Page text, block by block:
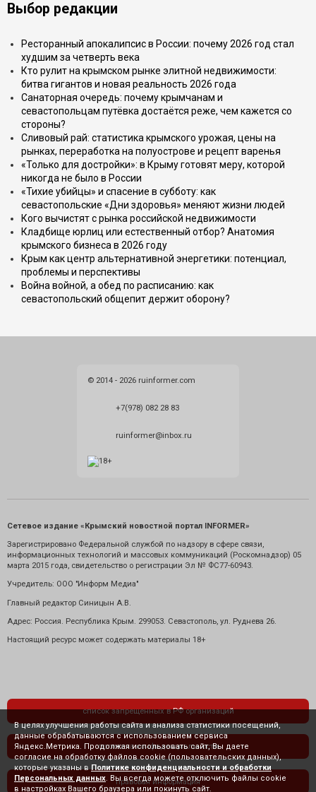
Выбор редакции
Ресторанный апокалипсис в России: почему 2026 год стал
худшим за четверть века
Кто рулит на крымском рынке элитной недвижимости:
битва гигантов и новая реальность 2026 года
Санаторная очередь: почему крымчанам и
севастопольцам путёвка достаётся реже, чем кажется со
стороны?
Сливовый рай: статистика крымского урожая, цены на
рынках, переработка на полуострове и рецепт варенья
«Только для достройки»: в Крыму готовят меру, которой
никогда не было в России
«Тихие убийцы» и спасение в субботу: как
севастопольские «Дни здоровья» меняют жизни людей
Кого вычистят с рынка российской недвижимости
Кладбище юрлиц или естественный отбор? Анатомия
крымского бизнеса в 2026 году
Крым как центр альтернативной энергетики: потенциал,
проблемы и перспективы
Война войной, а обед по расписанию: как
севастопольский общепит держит оборону?
© 2014 - 2026 ruinformer.com
+7(978) 082 28 83
ruinformer@inbox.ru
Сетевое издание «Крымский новостной портал INFORMER»
Зарегистрировано Федеральной службой по надзору в сфере связи,
информационных технологий и массовых коммуникаций (Роскомнадзор) 05
марта 2015 года, свидетельство о регистрации Эл № ФС77-60943.
Учредитель: ООО "Информ Медиа"
Главный редактор Синицын А.В.
Адрес: Россия. Республика Крым. 299053. Севастополь, ул. Руднева 26.
Настоящий ресурс может содержать материалы 18+
список запрещенных в РФ организаций
политика конфиденциальности
правовая информация
В целях улучшения работы сайта и анализа статистики посещений,
данные обрабатываются с использованием сервиса
Яндекс.Метрика. Продолжая использовать сайт, Вы даете
согласие на обработку файлов cookie (пользовательских данных),
которые указаны в Политике конфиденциальности и обработки
Персональных данных . Вы всегда можете отключить файлы cookie
в настройках Вашего браузера или покинуть сайт.